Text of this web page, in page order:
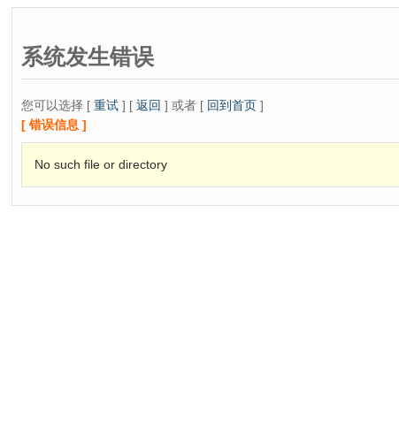
系统发生错误
您可以选择 [ 重试 ] [ 返回 ] 或者 [ 回到首页 ]
[ 错误信息 ]
No such file or directory